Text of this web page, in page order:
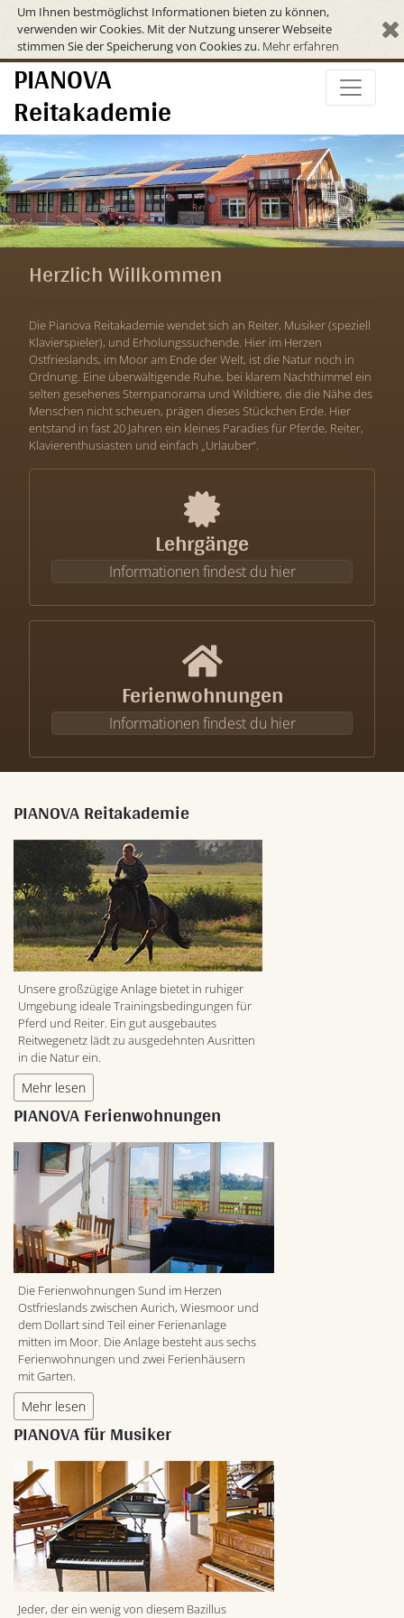
Um Ihnen bestmöglichst Informationen bieten zu können,
verwenden wir Cookies. Mit der Nutzung unserer Webseite
stimmen Sie der Speicherung von Cookies zu. Mehr erfahren
PIANOVA
Reitakademie
Herzlich Willkommen
Die Pianova Reitakademie wendet sich an Reiter, Musiker (speziell
Klavierspieler), und Erholungssuchende. Hier im Herzen
Ostfrieslands, im Moor am Ende der Welt, ist die Natur noch in
Ordnung. Eine überwältigende Ruhe, bei klarem Nachthimmel ein
selten gesehenes Sternpanorama und Wildtiere, die die Nähe des
Menschen nicht scheuen, prägen dieses Stückchen Erde. Hier
entstand in fast 20 Jahren ein kleines Paradies für Pferde, Reiter,
Klavierenthusiasten und einfach „Urlauber“.
Lehrgänge
Informationen findest du hier
Ferienwohnungen
Informationen findest du hier
PIANOVA Reitakademie
Unsere großzügige Anlage bietet in ruhiger
Umgebung ideale Trainingsbedingungen für
Pferd und Reiter. Ein gut ausgebautes
Reitwegenetz lädt zu ausgedehnten Ausritten
in die Natur ein.
Mehr lesen
PIANOVA Ferienwohnungen
Die Ferienwohnungen Sund im Herzen
Ostfrieslands zwischen Aurich, Wiesmoor und
dem Dollart sind Teil einer Ferienanlage
mitten im Moor. Die Anlage besteht aus sechs
Ferienwohnungen und zwei Ferienhäusern
mit Garten.
Mehr lesen
PIANOVA für Musiker
Jeder, der ein wenig von diesem Bazillus